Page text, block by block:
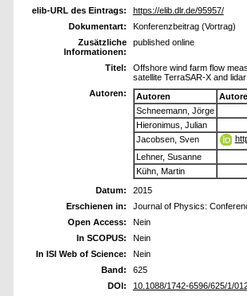
elib-URL des Eintrags:
https://elib.dlr.de/95957/
Dokumentart:
Konferenzbeitrag (Vortrag)
Zusätzliche
Informationen:
published online
Titel:
Offshore wind farm flow
satellite TerraSAR-X and
Autoren:
Autoren
Schneemann, Jörge
Hieronimus, Julian
Jacobsen, Sven
Lehner, Susanne
Kühn, Martin
Datum:
2015
Erschienen in:
Journal of Physics:
Open Access:
Nein
In SCOPUS:
Nein
In ISI Web of Science:
Nein
Band:
625
DOI:
10.1088/1742-6596/625/1/